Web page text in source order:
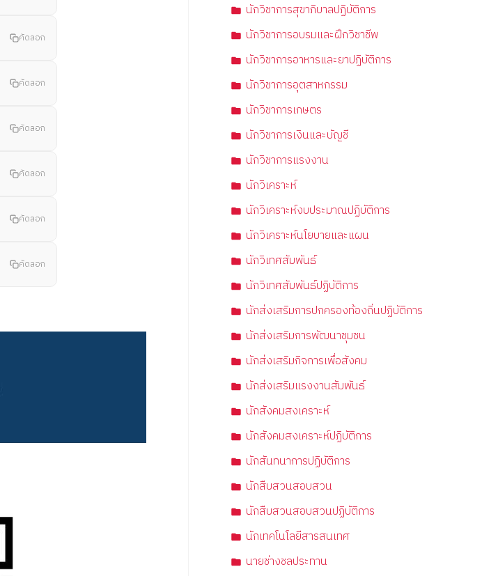
คัดลอก
คัดลอก
คัดลอก
คัดลอก
คัดลอก
คัดลอก
นักวิชาการสุขาภิบาลปฏิบัติการ
นักวิชาการอบรมและฝึกวิชาชีพ
นักวิชาการอาหารและยาปฏิบัติการ
นักวิชาการอุตสาหกรรม
นักวิชาการเกษตร
นักวิชาการเงินและบัญชี
นักวิชาการแรงงาน
นักวิเคราะห์
นักวิเคราะห์งบประมาณปฏิบัติการ
นักวิเคราะห์นโยบายและแผน
นักวิเทศสัมพันธ์
นักวิเทศสัมพันธ์ปฏิบัติการ
นักส่งเสริมการปกครองท้องถิ่นปฏิบัติการ
นักส่งเสริมการพัฒนาชุมชน
นักส่งเสริมกิจการเพื่อสังคม
นักส่งเสริมแรงงานสัมพันธ์
นักสังคมสงเคราะห์
นักสังคมสงเคราะห์ปฏิบัติการ
นักสันทนาการปฏิบัติการ
นักสืบสวนสอบสวน
นักสืบสวนสอบสวนปฏิบัติการ
นักเทคโนโลยีสารสนเทศ
นายช่างชลประทาน